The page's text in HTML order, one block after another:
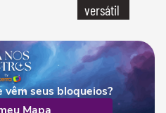
versátil
vêm seus bloqueios?